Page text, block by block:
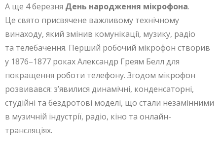
А ще 4 березня День народження мікрофона.
Це свято присвячене важливому технічному
винаходу, який змінив комунікації, музику, радіо
та телебачення. Перший робочий мікрофон створив
у 1876–1877 роках Александр Греям Белл для
покращення роботи телефону. Згодом мікрофон
розвивався: з’явилися динамічні, конденсаторні,
студійні та бездротові моделі, що стали незамінними
в музичній індустрії, радіо, кіно та онлайн-
трансляціях.